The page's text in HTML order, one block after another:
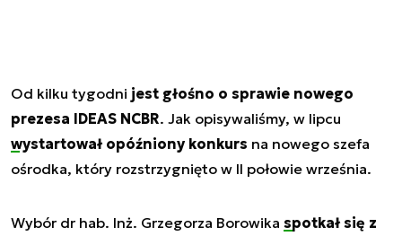
Od kilku tygodni jest głośno o sprawie nowego
prezesa IDEAS NCBR. Jak opisywaliśmy, w lipcu
wystartował opóźniony konkurs na nowego szefa
ośrodka, który rozstrzygnięto w II połowie września.
Wybór dr hab. Inż. Grzegorza Borowika spotkał się z